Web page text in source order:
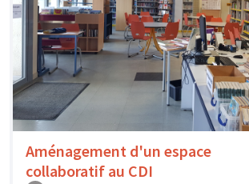
Aménagement d'un espace
collaboratif au CDI